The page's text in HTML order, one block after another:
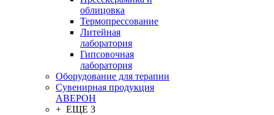
облицовка
Термопрессование
Литейная
лаборатория
Гипсовочная
лаборатория
Оборудование для терапии
Сувенирная продукция
АВЕРОН
+ ЕЩЕ 3